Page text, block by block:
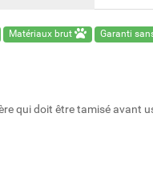
Matériaux brut Garanti
qui doit être tamisé avant